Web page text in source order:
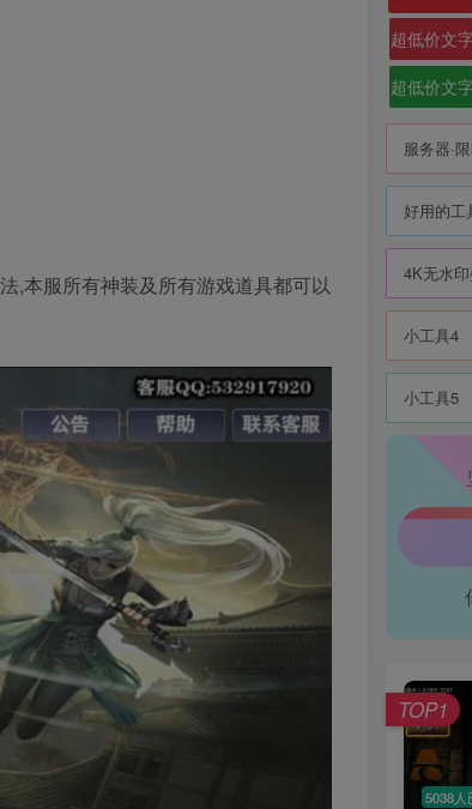
,本服所有神装及所有游戏道具都可以
超低价文
广告位
超低价文
广告位
服务器·
好用的工
4K无水
小工具4
小工具5
5038人
TOP1